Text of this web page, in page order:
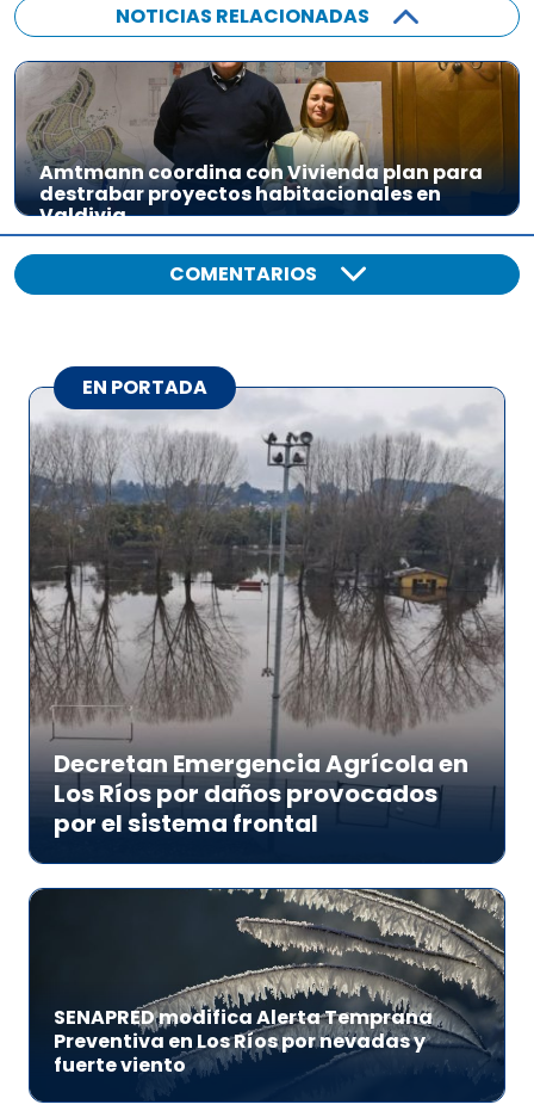
NOTICIAS RELACIONADAS
Amtmann coordina con Vivienda plan para
destrabar proyectos habitacionales en
Valdivia
COMENTARIOS
EN PORTADA
Decretan Emergencia Agrícola en
Los Ríos por daños provocados
por el sistema frontal
SENAPRED modifica Alerta Temprana
Preventiva en Los Ríos por nevadas y
fuerte viento